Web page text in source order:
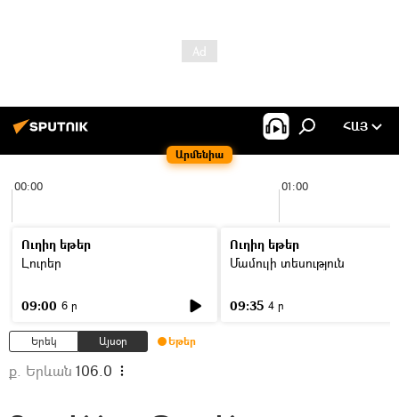
Արմենիա
ՀԱՅ
00:00 01:00
Ուղիղ եթեր
Լուրեր
09:00 6 ր
Ուղիղ եթեր
Մամուլի տեսություն
09:35 4 ր
Երեկ Այսօր Եթեր
ք. Երևան 106.0